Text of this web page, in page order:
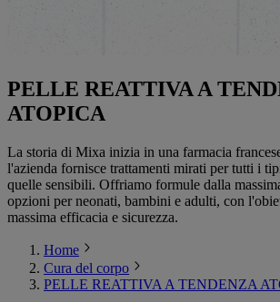
PELLE REATTIVA A
ATOPICA
La storia di Mixa inizia in una farmacia
l'azienda fornisce trattamenti mirati per tutti i
quelle sensibili. Offriamo formule dalla
opzioni per neonati, bambini e adulti, con
massima efficacia e sicurezza.
Home
Cura del corpo
PELLE REATTIVA A TENDENZA